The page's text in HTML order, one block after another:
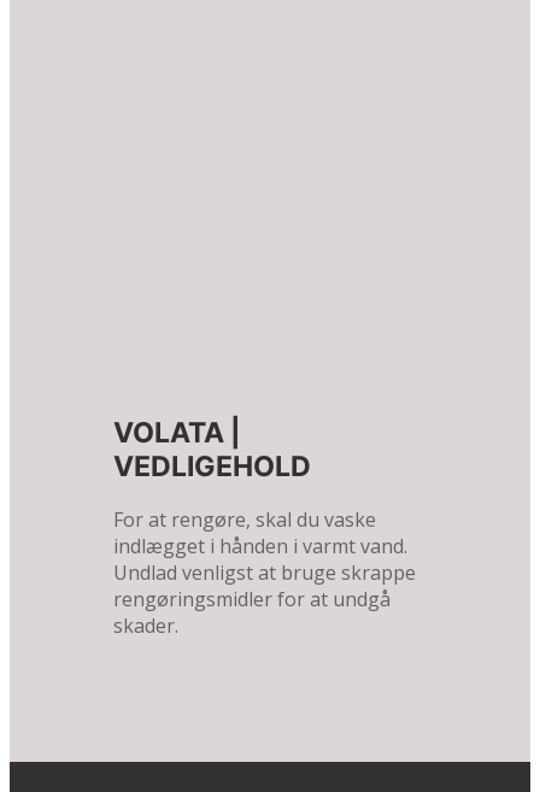
VOLATA |
VEDLIGEHOLD
For at rengøre, skal du vaske
indlægget i hånden i varmt vand.
Undlad venligst at bruge skrappe
rengøringsmidler for at undgå
skader.